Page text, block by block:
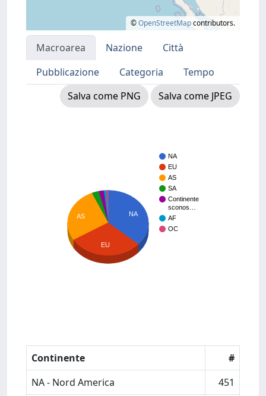
©OpenStreetMapcontributors.
Macroarea Nazione
Città
Pubblicazione
Categoria
Tempo
Salva come PNG
Salva come JPEG
NA
EU
AS
SA
Continente
sconos…
AF
OC
NA
AS
EU
Continente
#
NA - Nord America
451